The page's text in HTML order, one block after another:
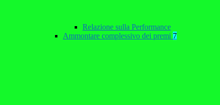
Relazione sulla Performance
Ammontare complessivo dei premi 7